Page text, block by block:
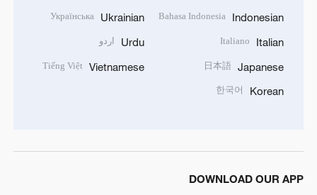
Indonesian
Bahasa Indonesia
Italian
Italiano
Japanese
日本語
Korean
한국어
Ukrainian
Українська
Urdu اردو
Vietnamese
Tiếng Việt
DOWNLOAD OUR APP